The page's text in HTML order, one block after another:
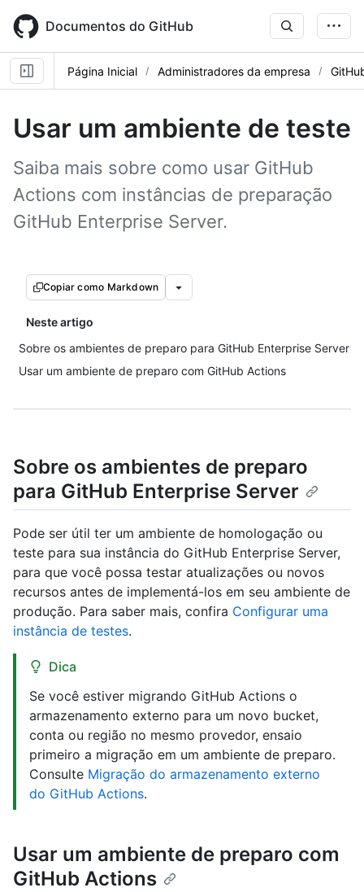
main
content
Documentos do GitHub
Página Inicial Administradores da empresa
Usar um ambiente de teste
Saiba mais sobre como usar GitHub
Actions com instâncias de preparação
GitHub Enterprise Server.
Copiar como Markdown
Neste artigo
Sobre os ambientes de preparo para GitHub Enterprise Server
Usar um ambiente de preparo com GitHub Actions
Sobre os ambientes de preparo
para GitHub Enterprise Server
Pode ser útil ter um ambiente de homologação ou
teste para sua instância do GitHub Enterprise Server,
para que você possa testar atualizações ou novos
recursos antes de implementá-los em seu ambiente de
produção. Para saber mais, confira Configurar uma
instância de testes.
Dica
Se você estiver migrando GitHub Actions o
armazenamento externo para um novo bucket,
conta ou região no mesmo provedor, ensaio
primeiro a migração em um ambiente de preparo.
Consulte Migração do armazenamento externo
do GitHub Actions.
Usar um ambiente de preparo com
GitHub Actions